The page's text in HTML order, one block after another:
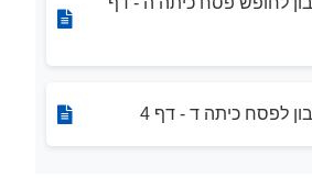
לפסח כיתה ד - דף 4